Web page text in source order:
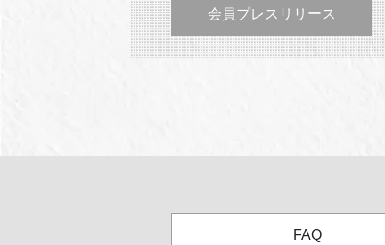
会員プレスリリース
FAQ